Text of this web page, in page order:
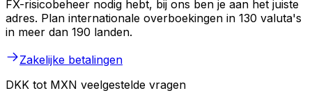
FX-risicobeheer nodig hebt, bij ons ben je aan het juiste
adres. Plan internationale overboekingen in 130 valuta's
in meer dan 190 landen.
Zakelijke betalingen
DKK tot MXN veelgestelde vragen